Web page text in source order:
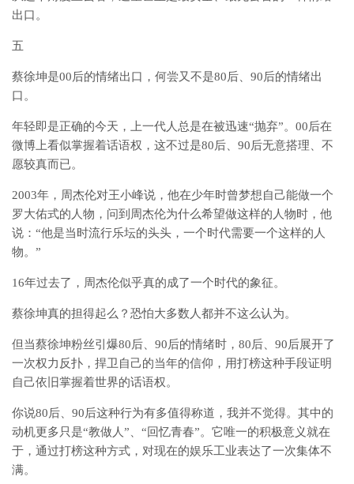
出口。
五
蔡徐坤是00后的情绪出口，何尝又不是80后、90后的情绪出
口。
年轻即是正确的今天，上一代人总是在被迅速“抛弃”。00后在
微博上看似掌握着话语权，这不过是80后、90后无意搭理、不
愿较真而已。
2003年，周杰伦对王小峰说，他在少年时曾梦想自己能做一个
罗大佑式的人物，问到周杰伦为什么希望做这样的人物时，他
说：“他是当时流行乐坛的头头，一个时代需要一个这样的人
物。”
16年过去了，周杰伦似乎真的成了一个时代的象征。
蔡徐坤真的担得起么？恐怕大多数人都并不这么认为。
但当蔡徐坤粉丝引爆80后、90后的情绪时，80后、90后展开了
一次权力反扑，捍卫自己的当年的信仰，用打榜这种手段证明
自己依旧掌握着世界的话语权。
你说80后、90后这种行为有多值得称道，我并不觉得。其中的
动机更多只是“教做人”、“回忆青春”。它唯一的积极意义就在
于，通过打榜这种方式，对现在的娱乐工业表达了一次集体不
满。